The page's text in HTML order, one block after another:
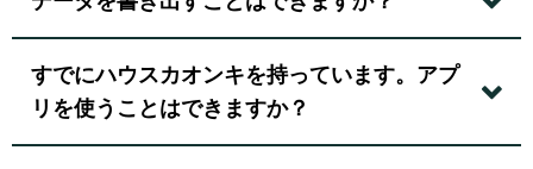
すでにハウスカオンキを持っています。アプ
リを使うことはできますか？